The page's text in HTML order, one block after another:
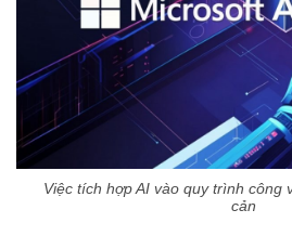
Việc tích hợp AI vào quy trình công
cản